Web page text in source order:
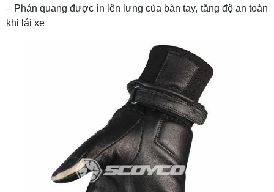
– Phản quang được in lên lưng của bàn tay, tăng độ an toàn
khi lái xe